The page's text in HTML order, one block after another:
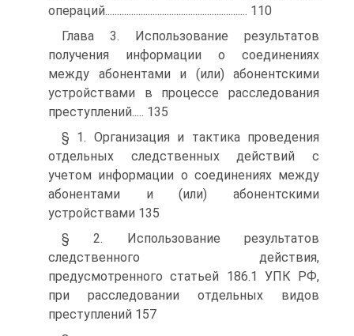
операций............................................................ 110
Глава 3. Использование результатов
получения информации о соединениях
между абонентами и (или) абонентскими
устройствами в процессе расследования
преступлений..... 135
§ 1. Организация и тактика проведения
отдельных следственных действий с
учетом информации о соединениях между
абонентами и (или) абонентскими
устройствами 135
§ 2. Использование результатов
следственного действия,
предусмотренного статьей 186.1 УПК РФ,
при расследовании отдельных видов
преступлений 157